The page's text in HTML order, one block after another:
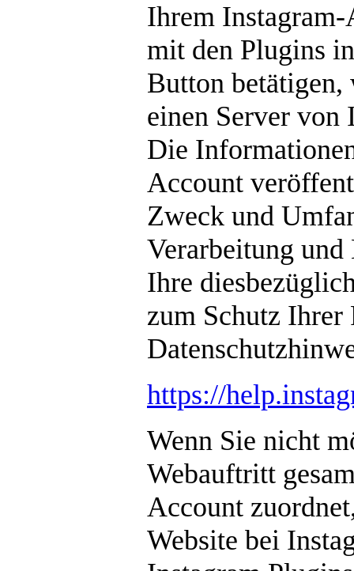
Ihrem
mit den Plugins
Button
einen Server von
Die
Account
Zweck und
Verarbeitung
Ihre
zum Schutz Ihrer
https://
Wenn Sie nicht
Webauftritt
Account
Website bei